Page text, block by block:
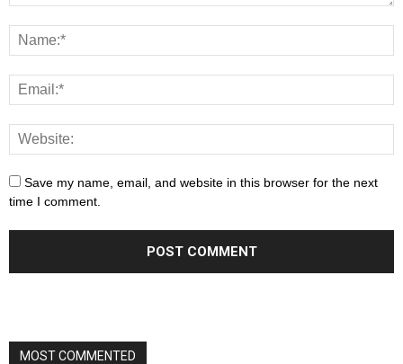
Save my name, email, and website in this browser for the next
time I comment.
MOST COMMENTED